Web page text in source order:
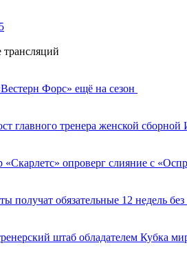
5
Форс» ещё на сезон
главного тренера женской
опроверг слияние с
получат обязательные 12 недель без
штаб обладателем Кубка